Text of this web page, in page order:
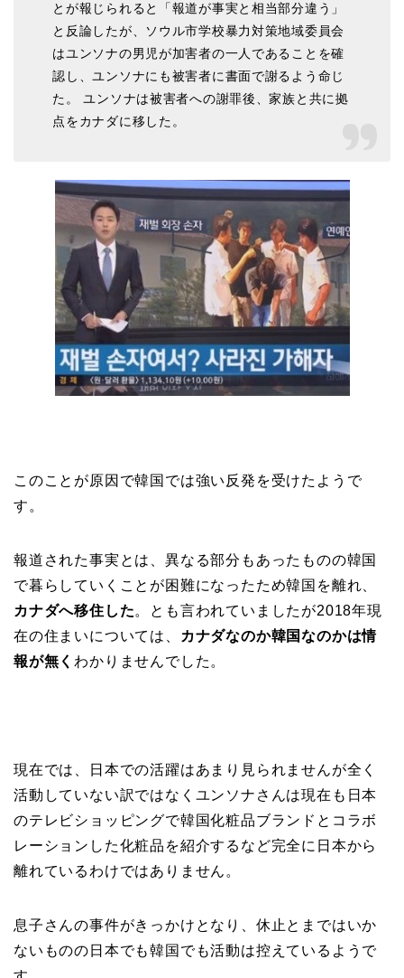
とが報じられると「報道が事実と相当部分違う」
と反論したが、ソウル市学校暴力対策地域委員会
はユンソナの男児が加害者の一人であることを確
認し、ユンソナにも被害者に書面で謝るよう命じ
た。 ユンソナは被害者への謝罪後、家族と共に拠
点をカナダに移した。
このことが原因で韓国では強い反発を受けたようで
す。
報道された事実とは、異なる部分もあったものの韓国
で暮らしていくことが困難になったため韓国を離れ、
カナダへ移住した。とも言われていましたが2018年現
在の住まいについては、
カナダなのか韓国なのかは情
報が無く わかりませんでした。
現在では、日本での活躍はあまり見られませんが全く
活動していない訳ではなくユンソナさんは現在も日本
のテレビショッピングで韓国化粧品ブランドとコラボ
レーションした化粧品を紹介するなど完全に日本から
離れているわけではありません。
息子さんの事件がきっかけとなり、休止とまではいか
ないものの日本でも韓国でも活動は控えているようで